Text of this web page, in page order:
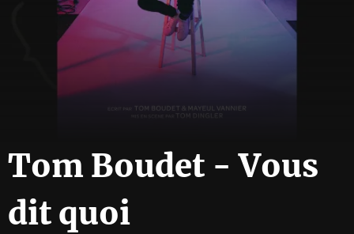
Tom Boudet - Vous
dit quoi